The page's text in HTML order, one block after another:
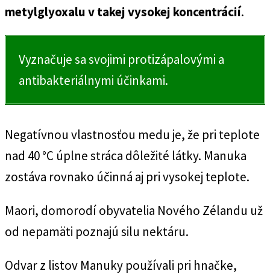
metylglyoxalu v takej vysokej koncentrácií.
Vyznačuje sa svojimi protizápalovými a
antibakteriálnymi účinkami.
Negatívnou vlastnosťou medu je, že pri teplote
nad 40 °C úplne stráca dôležité látky. Manuka
zostáva rovnako účinná aj pri vysokej teplote.
Maori, domorodí obyvatelia Nového Zélandu už
od nepamäti poznajú silu nektáru.
Odvar z listov Manuky používali pri hnačke,